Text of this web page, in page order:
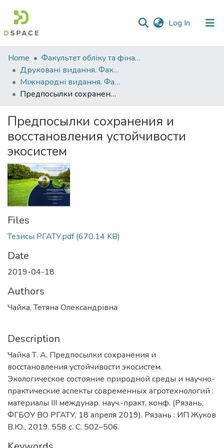
Log In (current)
Communities
&
Collections
All of DSpace
Statistics
Home
Факультет обліку та фінансів
Друковані видання. Факультет обліку та фінансів
Міжнародні видання. Факультет обліку та фінансів
Предпосылки сохранения и восстановления устойчивости экосистем
Предпосылки сохранения и
восстановления устойчивости
экосистем
Files
Тезисы РГАТУ.pdf(670.14 KB)
Date
2019-04-18
Authors
Чайка, Тетяна Олександрівна
Description
Чайка Т. А. Предпосылки сохранения и
восстановления устойчивости экосистем.
Экологическое состояние природной среды и научно-
практические аспекты современных агротехнологий :
материалы III междунар. науч.-практ. конф. (Рязань,
ФГБОУ ВО РГАТУ, 18 апреля 2019). Рязань : ИП Жуков
В.Ю., 2019. 558 с. С. 502–506.